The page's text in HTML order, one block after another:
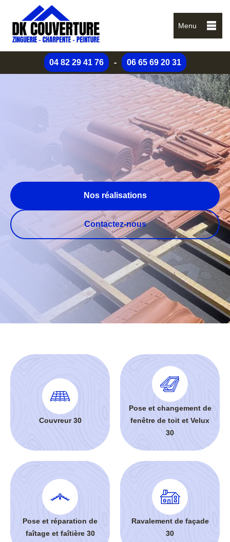
Menu
04 82 29 41 76 - 06 65 69 20 31
Nos réalisations
Contactez-nous
Couvreur 30
Pose et changement de
fenêtre de toit et Velux
30
Pose et réparation de
faîtage et faîtière 30
Ravalement de façade
30